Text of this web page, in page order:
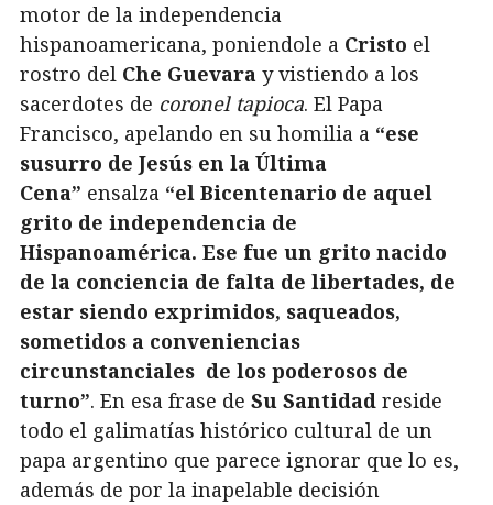
motor de la independencia
hispanoamericana, poniendole a Cristo el
rostro del Che Guevara y vistiendo a los
sacerdotes de coronel tapioca. El Papa
Francisco, apelando en su homilia a “ese
susurro de Jesús en la Última
Cena” ensalza “el Bicentenario de aquel
grito de independencia de
Hispanoamérica. Ese fue un grito nacido
de la conciencia de falta de libertades, de
estar siendo exprimidos, saqueados,
sometidos a conveniencias
circunstanciales de los poderosos de
turno”. En esa frase de Su Santidad reside
todo el galimatías histórico cultural de un
papa argentino que parece ignorar que lo es,
además de por la inapelable decisión